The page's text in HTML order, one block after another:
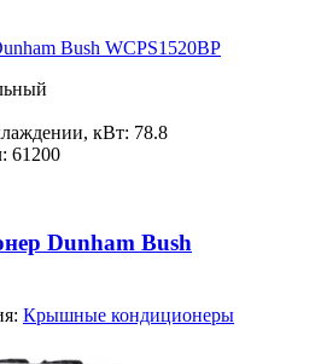
Bush WCPS1520BP
кВт: 78.8
61200
Dunham Bush
Крышные кондиционеры